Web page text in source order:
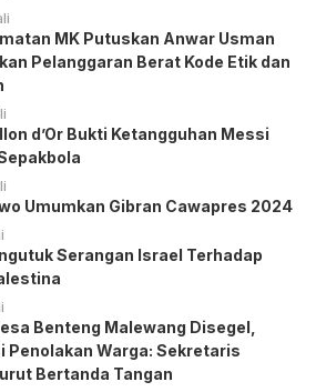
MK Putuskan Anwar Usman
Pelanggaran Berat Kode Etik dan
d’Or Bukti Ketangguhan Messi
Umumkan Gibran Cawapres 2024
Serangan Israel Terhadap
Benteng Malewang Disegel,
Penolakan Warga: Sekretaris
Bertanda Tangan